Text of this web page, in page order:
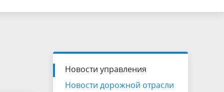
Новости управления
Новости дорожной отрасли